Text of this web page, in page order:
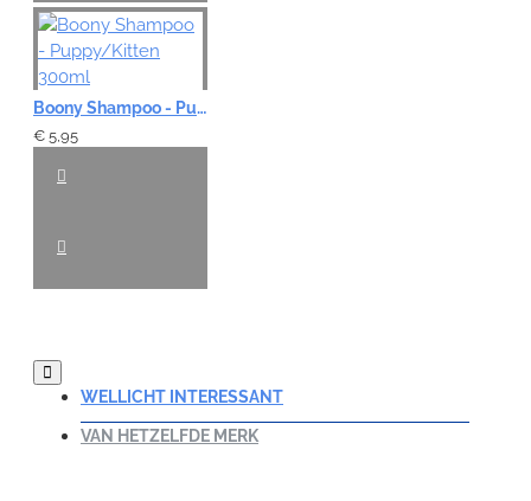
Boony Shampoo - Puppy/Kitten 300ml
€ 5,95
WELLICHT INTERESSANT
VAN HETZELFDE MERK